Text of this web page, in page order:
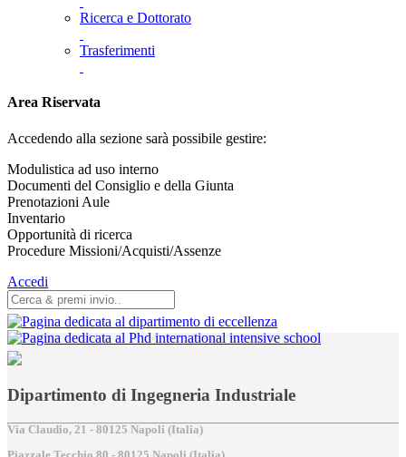
Ricerca e Dottorato
Trasferimenti
Area Riservata
Accedendo alla sezione sarà possibile gestire:
Modulistica ad uso interno
Documenti del Consiglio e della Giunta
Prenotazioni Aule
Inventario
Opportunità di ricerca
Procedure Missioni/Acquisti/Assenze
Accedi
Dipartimento di Ingegneria Industriale
Via Claudio, 21 - 80125 Napoli (Italia)